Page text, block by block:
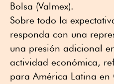
Bolsa (Valmex).
Sobre todo la
responda con una
una presión adicional
actividad económica,
para América Latina en